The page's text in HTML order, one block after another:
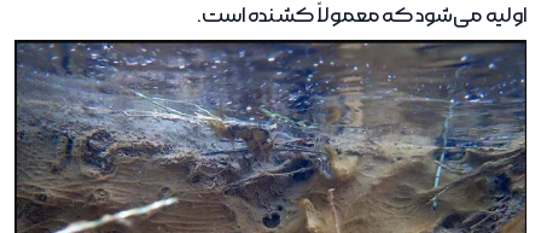
اولیه می‌شود که معمولاً کشنده است.